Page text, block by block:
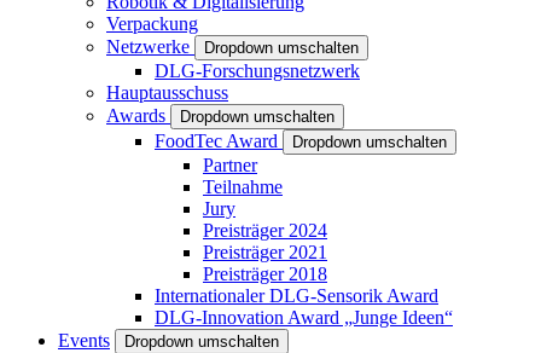
Verpackung
Netzwerke
Dropdown umschalten
DLG-Forschungsnetzwerk
Hauptausschuss
Awards
Dropdown umschalten
FoodTec Award Dropdown umschalten
Partner
Teilnahme
Jury
Preisträger 2024
Preisträger 2021
Preisträger 2018
Internationaler DLG-Sensorik Award
DLG-Innovation Award „Junge Ideen“
Events
Dropdown umschalten